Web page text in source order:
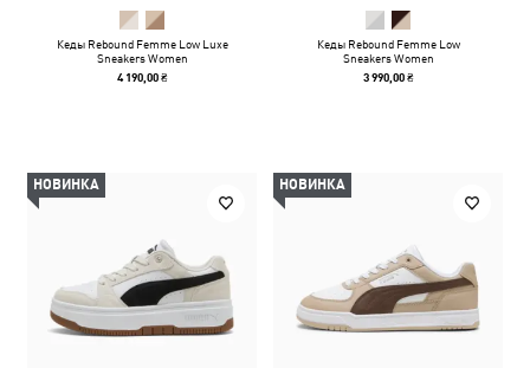
Кеды Rebound Femme Low Luxe
Sneakers Women
4 190,00 ₴
Кеды Rebound Femme Low
Sneakers Women
3 990,00 ₴
НОВИНКА НОВИНКА